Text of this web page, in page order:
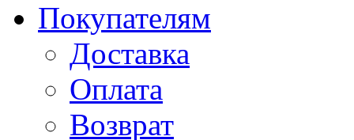
Покупателям
Доставка
Оплата
Возврат